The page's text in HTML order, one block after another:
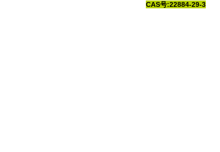
CAS号:22884-29-3